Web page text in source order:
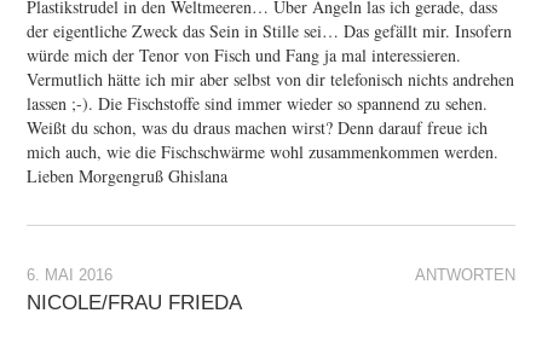
Plastikstrudel in den Weltmeeren… Über Angeln las ich gerade, dass
der eigentliche Zweck das Sein in Stille sei… Das gefällt mir. Insofern
würde mich der Tenor von Fisch und Fang ja mal interessieren.
Vermutlich hätte ich mir aber selbst von dir telefonisch nichts andrehen
lassen ;-). Die Fischstoffe sind immer wieder so spannend zu sehen.
Weißt du schon, was du draus machen wirst? Denn darauf freue ich
mich auch, wie die Fischschwärme wohl zusammenkommen werden.
Lieben Morgengruß Ghislana
ANTWORTEN
6. MAI 2016
NICOLE/FRAU FRIEDA